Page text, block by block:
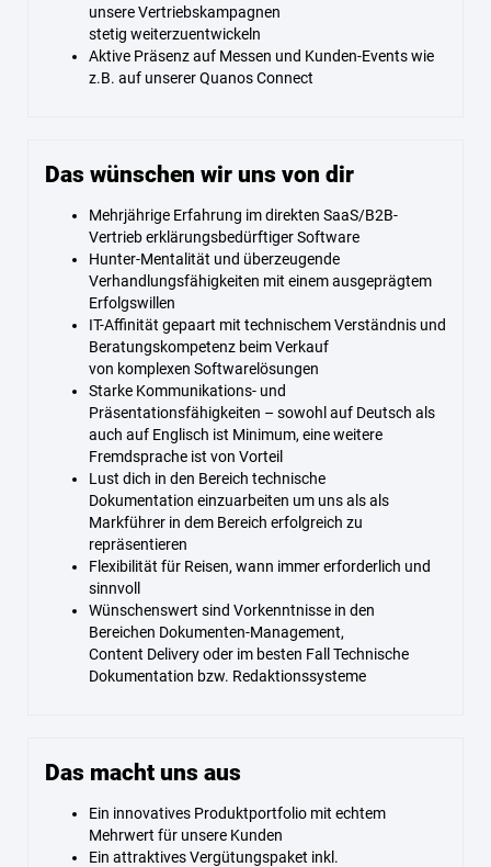
unsere Vertriebskampagnen
stetig weiterzuentwickeln
Aktive Präsenz auf Messen und Kunden-Events wie
z.B. auf unserer Quanos Connect
Das wünschen wir uns von dir
Mehrjährige Erfahrung im direkten SaaS/B2B-
Vertrieb erklärungsbedürftiger Software
Hunter-Mentalität und überzeugende
Verhandlungsfähigkeiten mit einem ausgeprägtem
Erfolgswillen
IT-Affinität gepaart mit technischem Verständnis und
Beratungskompetenz beim Verkauf
von komplexen Softwarelösungen
Starke Kommunikations- und
Präsentationsfähigkeiten – sowohl auf Deutsch als
auch auf Englisch ist Minimum, eine weitere
Fremdsprache ist von Vorteil
Lust dich in den Bereich technische
Dokumentation einzuarbeiten um uns als als
Markführer in dem Bereich erfolgreich zu
repräsentieren
Flexibilität für Reisen, wann immer erforderlich und
sinnvoll
Wünschenswert sind Vorkenntnisse in den
Bereichen Dokumenten-Management,
Content Delivery oder im besten Fall Technische
Dokumentation bzw. Redaktionssysteme
Das macht uns aus
Ein innovatives Produktportfolio mit echtem
Mehrwert für unsere Kunden
Ein attraktives Vergütungspaket inkl.